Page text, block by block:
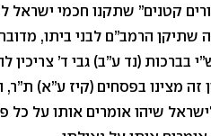
קטנים” שתקנו חכמי ישראל
שתיקן הרמב”ם לבני ביתו,
בברכות (נד ע”ב) גבי ד’ צריכין
זה מצינו בפסחים (קיז ע”א)
שיהו אומרים אותו על